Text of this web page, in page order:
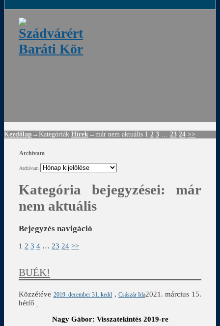
Kezdőlap →Kategóriák Hírek → már nem aktuális 1 2 3 23 24 >>
Archívum
Archívum
Kategória bejegyzései: már
nem aktuális
Bejegyzés navigáció
1 2 3 4 … 23 24 >>
BUÉK!
Közzétéve 2019. december 31. kedd , Császár Ida2021. március 15.
hétfő
Nagy Gábor: Visszatekintés 2019-re